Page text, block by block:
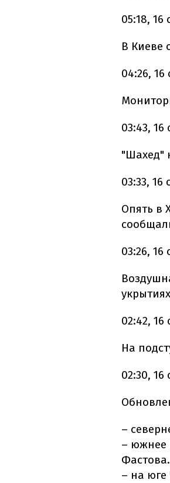
05:18, 16
В Киеве
04:26, 16
03:43, 16
"Шахед"
03:33, 16
Опять в
03:26, 16
02:42, 16
На
02:30, 16
–
– южнее
Фастова.
– на юге